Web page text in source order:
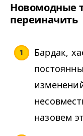
Новомодные
переиначить
Бардак,
назовем